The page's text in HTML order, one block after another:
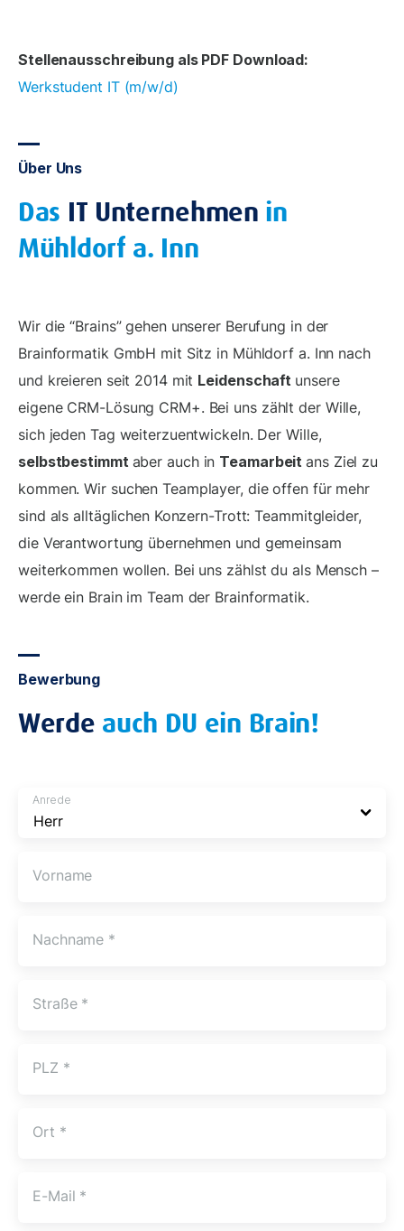
Stellenausschreibung als PDF Download:
Werkstudent IT (m/w/d)
Über Uns
Das IT Unternehmen in
Mühldorf a. Inn
Wir die “Brains” gehen unserer Berufung in der
Brainformatik GmbH mit Sitz in Mühldorf a. Inn nach
und kreieren seit 2014 mit Leidenschaft unsere
eigene CRM-Lösung CRM+. Bei uns zählt der Wille,
sich jeden Tag weiterzuentwickeln. Der Wille,
selbstbestimmt aber auch in Teamarbeitans Ziel zu
kommen. Wir suchen Teamplayer, die offen für mehr
sind als alltäglichen Konzern-Trott: Teammitgleider,
die Verantwortung übernehmen und gemeinsam
weiterkommen wollen. Bei uns zählst du als Mensch –
werde ein Brain im Team der Brainformatik.
Bewerbung
Werde auch DU ein Brain!
Anrede
Vorname
Nachname *
Straße *
PLZ *
Ort *
E-Mail *